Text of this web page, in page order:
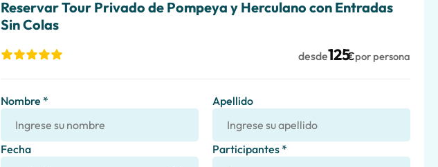
Reservar Tour Privado de Pompeya y Herculano con Entradas
Sin Colas
desde125€por persona
Nombre * Apellido
Fecha Participantes *